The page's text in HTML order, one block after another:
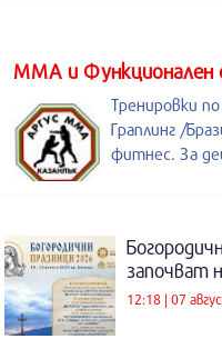
ММА и Функционален
Тренировки
Граплинг /
фитнес. За
започват
12:18 | 07